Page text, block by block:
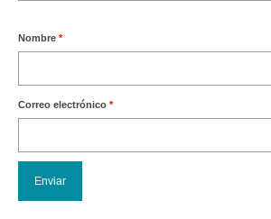
Nombre *
Correo electrónico *